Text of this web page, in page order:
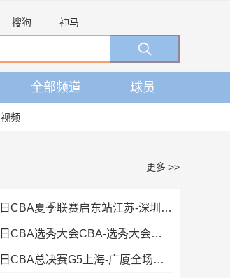
搜狗 神马
全部频道 球员
视频
更多 >>
08月07日CBA夏季联赛启东站江苏-深圳全场录像
07月28日CBA选秀大会CBA-选秀大会全场录像
06月05日CBA总决赛G5上海-广厦全场录像